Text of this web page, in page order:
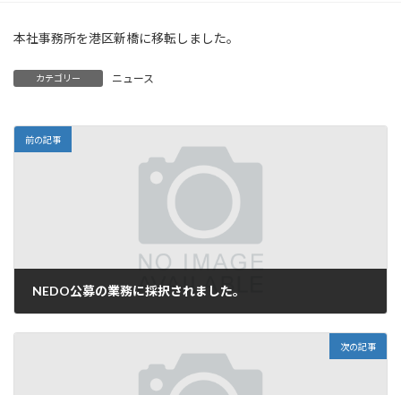
本社事務所を港区新橋に移転しました。
カテゴリー ニュース
前の記事
NEDO公募の業務に採択されました。
次の記事